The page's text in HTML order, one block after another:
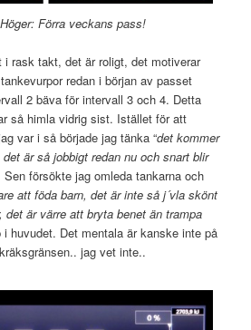
Förra veckans pass!
i rask takt, det är roligt, det motiverar
redan i början av passet
2 bäva för intervall 3 och 4. Detta
så himla vidrig sist. Istället för att
var i så började jag tänka “det kommer
är så jobbigt redan nu och snart blir
Sen försökte jag omleda tankarna och
att föda barn, det är inte så j´vla skönt
det är värre att bryta benet än trampa
i huvudet. Det mentala är kanske inte på
jag vet inte..